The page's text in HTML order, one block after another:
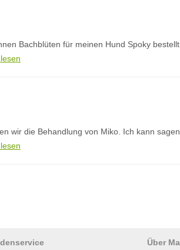
Bachblüten für meinen Hund Spoky bestellt.
wir die Behandlung von Miko. Ich kann
Über